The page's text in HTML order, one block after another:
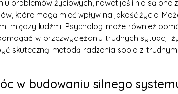
problemów życiowych, nawet jeśli nie są
które mogą mieć wpływ na jakość życia.
między ludźmi. Psycholog może również
w przezwyciężaniu trudnych sytuacji
skuteczną metodą radzenia sobie z
w budowaniu silnego